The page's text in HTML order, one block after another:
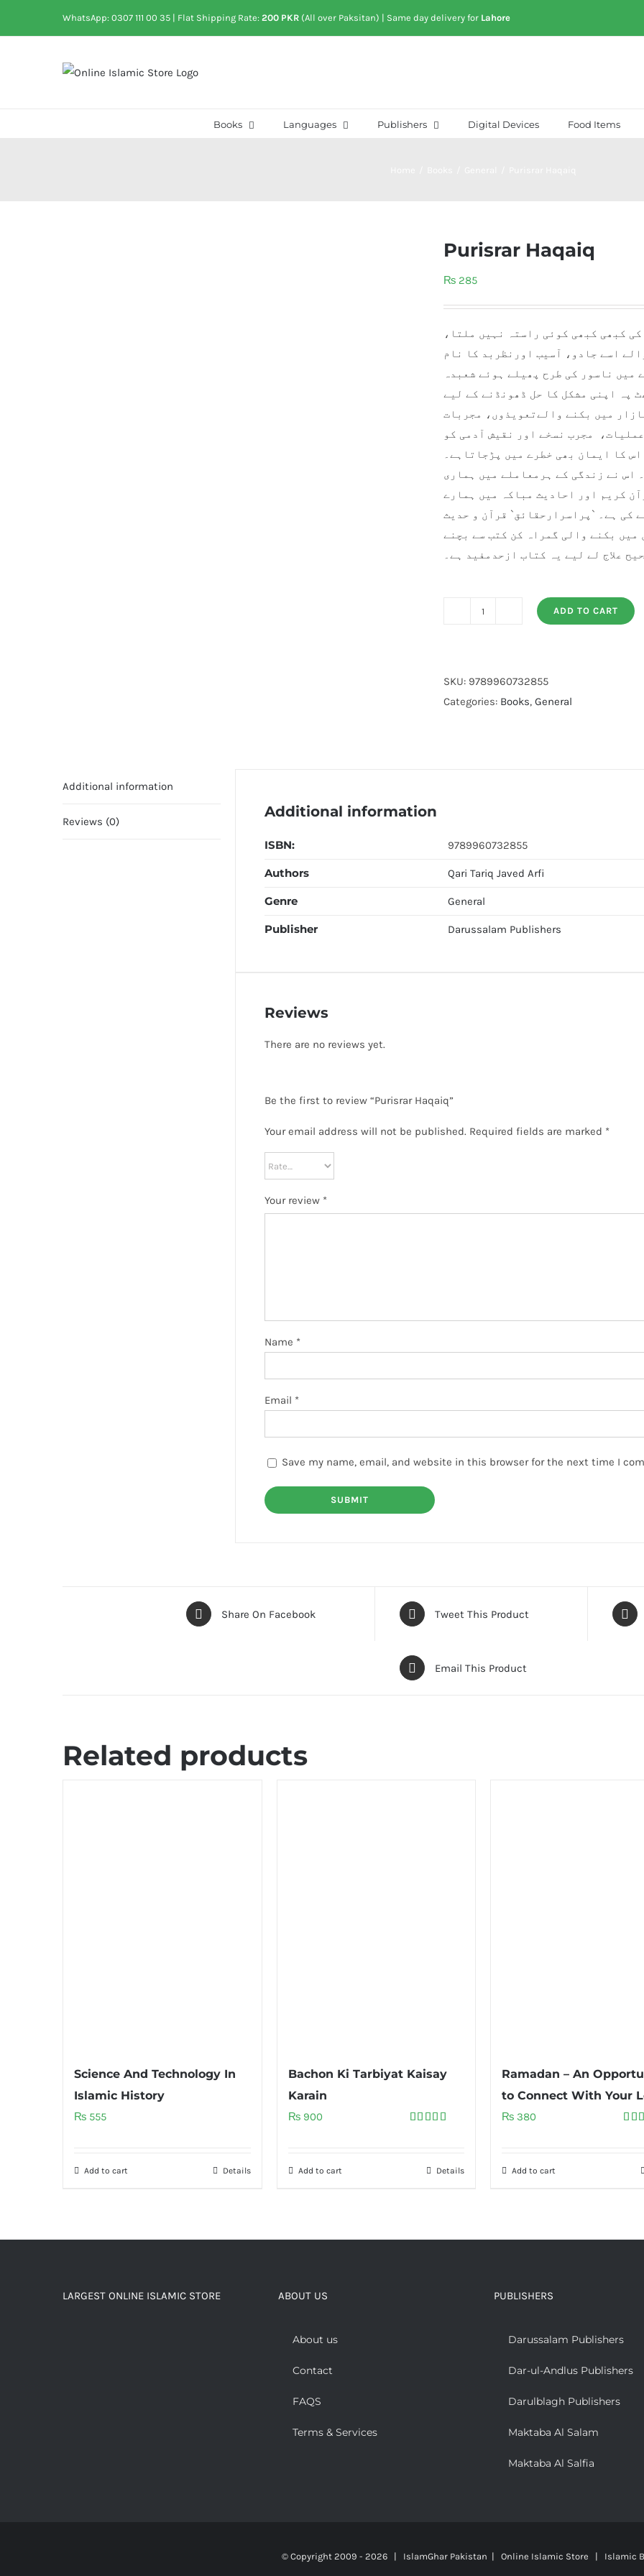
WhatsApp: 0307 111 00 35 | Flat Shipping Rate: 200 PKR (All over Paksitan) | Same day delivery for Lahore
Books Languages Publishers Digital Devices Food Items
Purisrar Haqaiq
₨ 285
کبھی کبھی کوئی راستہ نہیں ملتا،
اسے جادو، آسیب اورنظربد کا نام
میں ناسور کی طرح پھیلے ہوئے شعبدہ
پہ اپنی مشکل کا حل ڈھونڈنے کے لیے
میں بکنے والےتعویذوں، مجربات
مجرب نسخے اور نقیش آدمی کو
کا ایمان بھی خطرے میں پڑجاتاہے۔
اس نے زندگی کے ہرمعاملے میں ہماری
کریم اور احادیث مباکہ میں ہمارے
کی ہے۔ `پراسرارحقائق` قرآن و حدیث
میں بکنے والی گمراہ کن کتب سے بچنے
علاج لے لیے یہ کتاب ازحدمفید ہے۔
ADD TO CART
SKU: 9789960732855
Categories: Books, General
Additional information
Reviews (0)
Additional information
ISBN: 9789960732855
Authors Qari Tariq Javed Arfi
Genre General
Publisher Darussalam Publishers
Reviews
There are no reviews yet.
Be the first to review “Purisrar Haqaiq”
Your email address will not be published. Required fields are marked *
Your review *
Name *
Email *
Save my name, email, and website in this browser for the next time I
Share On Facebook Tweet This Product
Email This Product
Related products
Science And Technology In
Islamic History
₨ 555
Add to cart Details
Bachon Ki Tarbiyat Kaisay
Karain
₨900
Add to cart Details
Ramadan – An
to Connect With Your
₨ 380
Add to cart
LARGEST ONLINE ISLAMIC STORE ABOUT US
About us
Contact
FAQS
Terms & Services
PUBLISHERS
Darussalam Publishers
Dar-ul-Andlus Publishers
Darulblagh Publishers
Maktaba Al Salam
Maktaba Al Salfia
© Copyright 2009 - 2026 | IslamGhar Pakistan | Online Islamic Store | Islamic